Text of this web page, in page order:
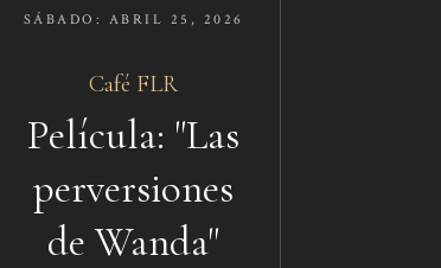
SÁBADO: ABRIL 25, 2026
Café FLR​
Película: "Las
perversiones
de Wanda"